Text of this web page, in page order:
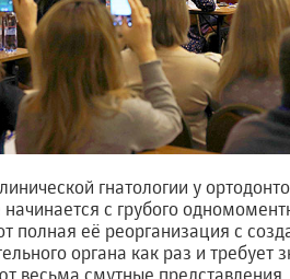
гнатологии у
начинается с грубого
полная её реорганизация с
органа как раз и требует
весьма смутные